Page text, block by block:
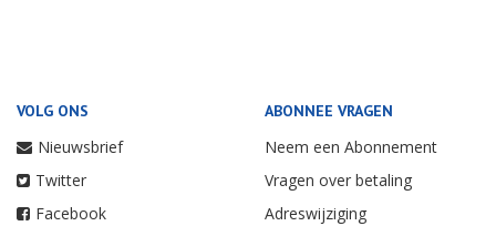
VOLG ONS
Nieuwsbrief
Twitter
Facebook
ABONNEE VRAGEN
Neem een Abonnement
Vragen over betaling
Adreswijziging